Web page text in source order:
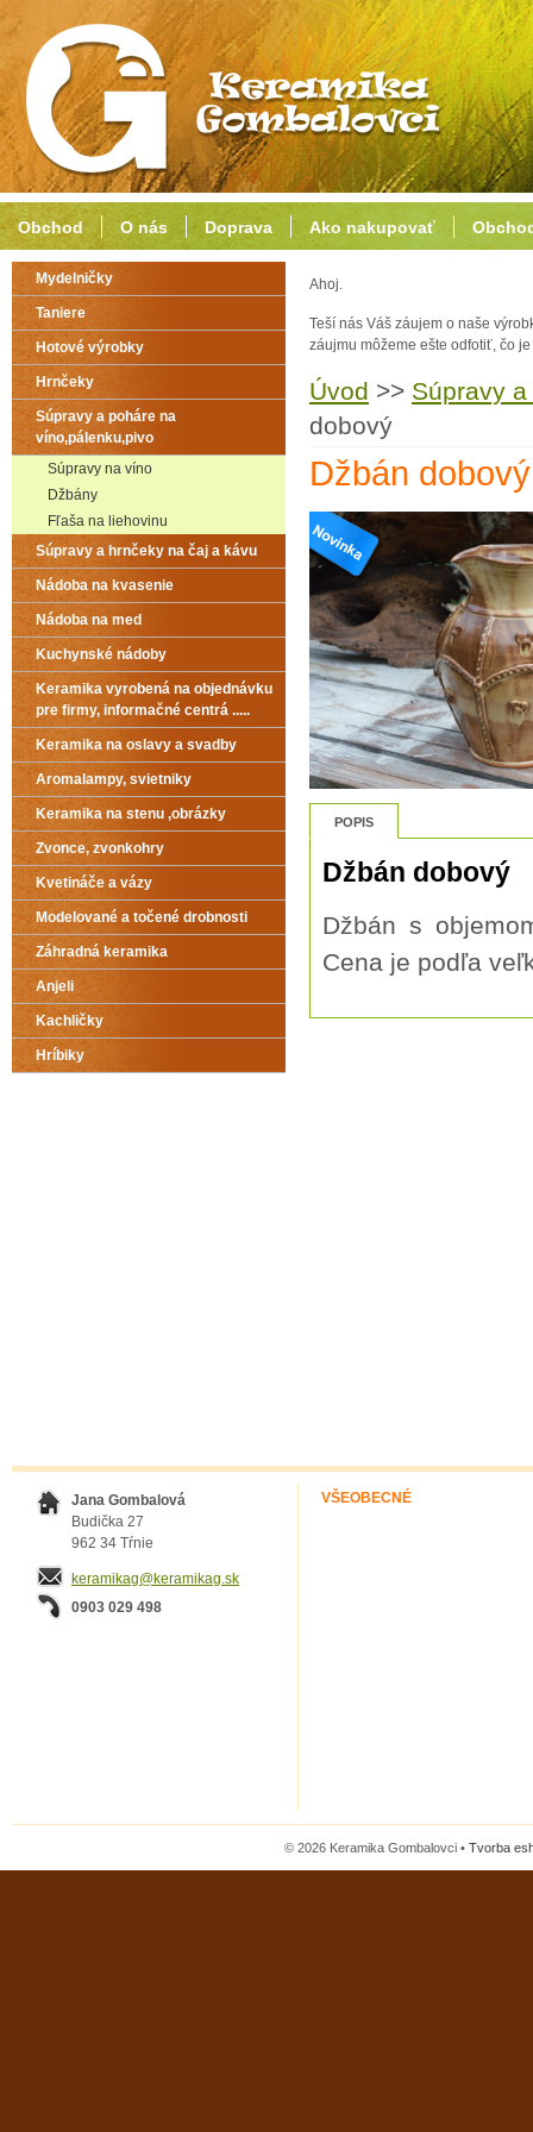
Ahoj.
Teší nás Váš záujem o naše
záujmu môžeme ešte odfotiť, čo
Úvod >> Súpravy
dobový
Džbán dobový
POPIS
Džbán dobový
Džbán s
Cena je podľa
Mydelničky
Taniere
Hotové výrobky
Hrnčeky
Súpravy a poháre na
víno,pálenku,pivo
Súpravy na víno
Džbány
Fľaša na liehovinu
Súpravy a hrnčeky na čaj a kávu
Nádoba na kvasenie
Nádoba na med
Kuchynské nádoby
Keramika vyrobená na objednávku
pre firmy, informačné centrá .....
Keramika na oslavy a svadby
Aromalampy, svietniky
Keramika na stenu ,obrázky
Zvonce, zvonkohry
Kvetináče a vázy
Modelované a točené drobnosti
Záhradná keramika
Anjeli
Kachličky
Hríbiky
Jana Gombalová
Budička 27
962 34 Tŕnie
keramikag@keramikag.sk
0903 029 498
VŠEOBECNÉ
© 2026 Keramika Gombalovci • Tvorba
Obchod O nás Doprava Ako nakupovať